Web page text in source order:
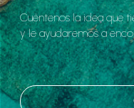
Cuéntenos la idea que
y le ayudaremos a